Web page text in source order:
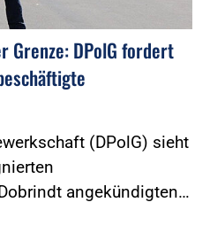
Grenze: DPolG fordert
(DPolG) sieht
angekündigten…